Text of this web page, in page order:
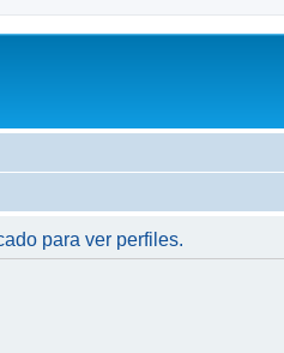
para ver perfiles.